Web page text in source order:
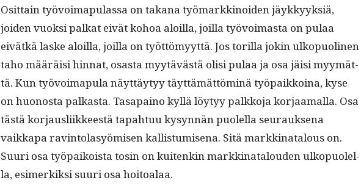
Osit­tain työvoima­pu­las­sa on takana työ­markki­noiden jäykkyyk­siä,
joiden vuok­si palkat eivät kohoa aloil­la, joil­la työvoimas­ta on pulaa
eivätkä laske aloil­la, joil­la on työt­tömyyt­tä. Jos toril­la jokin ulkop­uo­li­nen
taho määräisi hin­nat, osas­ta myytävästä olisi pulaa ja osa jäisi myymät­
tä. Kun työvoima­pu­la näyt­täy­tyy täyt­tämät­töminä työ­paikkoina, kyse
on huonos­ta palka­s­ta. Tas­apaino kyl­lä löy­tyy palkko­ja kor­jaa­mal­la. Osa
tästä kor­jaus­li­ik­keestä tapah­tuu kysyn­nän puolel­la seu­rauk­se­na
vaikka­pa rav­in­to­lasyömisen kallis­tu­mise­na. Sitä markki­na­t­alous on.
Suuri osa työ­paikoista tosin on kuitenkin markki­na­t­alouden ulkop­uolel­
la, esimerkik­si suuri osa hoitoalaa.